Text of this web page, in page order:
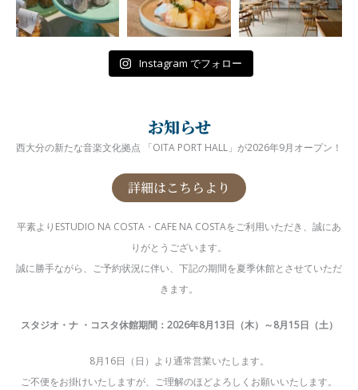
Instagram でフォロー
お知らせ
西大分の新たな音楽文化拠点 「OITA PORT HALL」が2026年9月オープン！
詳細はこちらより
平素よりESTUDIO NA COSTA・CAFE NA COSTAをご利用いただき、誠にあ
りがとうございます。
誠に勝手ながら、ご予約状況に伴い、下記の期間を夏季休館とさせていただ
きます。
スタジオ・ナ ・コスタ休館期間：2026年8月13日（木）～8月15日（土）
8月16日（日）より通常営業いたします。
ご不便をお掛けいたしますが、ご理解のほどよろしくお願いいたします。